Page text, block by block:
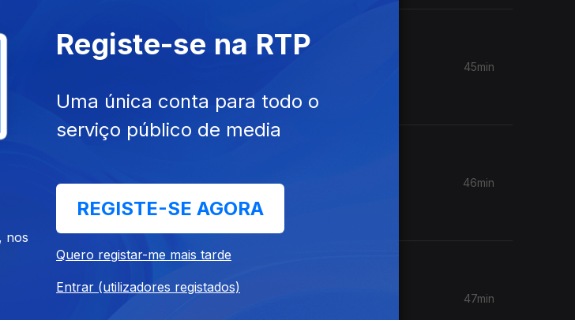
correção dos exames nacionais?
da Educação, Luís Montenegro mantém
abalaram a sua confiança no sistema de
desta situação? Se depois de sexta-feira
a posição política do Ministro da Educação
45min
do preço eficiente calculado pela ERSE. Em
definido pelo regulador. O mercado está a
orçamento das famílias e na atividade das
acima dos valores de referência
mais justos e transparentes?
46min
estará o país preparado para responder a
47min
nos
Registe-se na RTP
Uma única conta para todo o
serviço público de media
REGISTE-SE AGORA
Quero registar-me mais tarde
Entrar (utilizadores registados)